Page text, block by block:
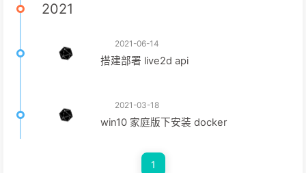
2021
2021-06-14
搭建部署 live2d api
2021-03-18
win10 家庭版下安装 docker
1